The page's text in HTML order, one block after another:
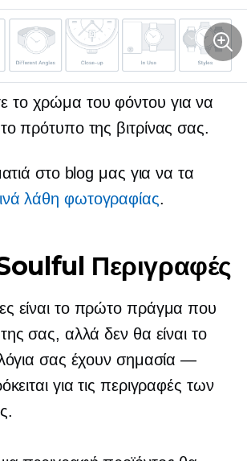
το χρώμα του φόντου για να
το πρότυπο της βιτρίνας σας.
στο blog μας για να τα
λάθη φωτογραφίας.
Περιγραφές
είναι το πρώτο πράγμα που
σας, αλλά δεν θα είναι το
σας έχουν σημασία —
για τις περιγραφές των